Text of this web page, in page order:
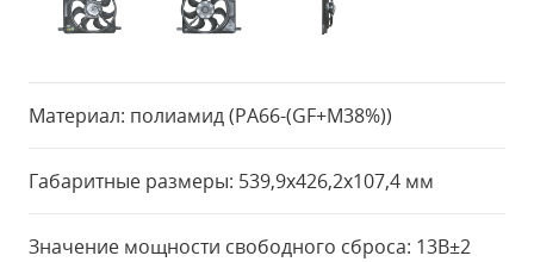
Материал: полиамид (PA66-(GF+М38%))
Габаритные размеры: 539,9x426,2x107,4 мм
Значение мощности свободного сброса: 13В±2